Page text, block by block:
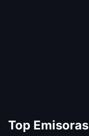
Top